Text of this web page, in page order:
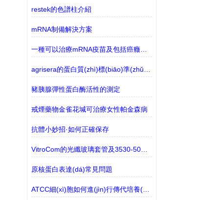
restek的色譜柱介紹
mRNA制備解決方案
一種可以治療mRNA疫苗及包括癌癥在內(nèi)的納米顆粒
豬胰腺彈性蛋白酶活性的測定
戒煙藥物金雀花堿可治療女性帕金森病
抗體小妙招·如何正確保存
VitroCom的光纖玻璃套管及3530-50有現(xiàn)貨的介紹
原核蛋白表達(dá)常見問題
ATCC細(xì)胞如何進(jìn)行傳代培養(yǎng)操作？